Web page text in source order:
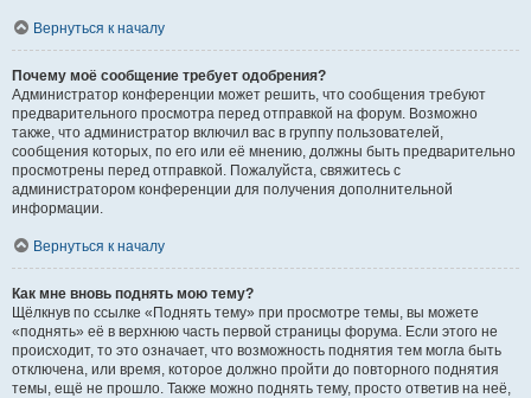
Вернуться к началу
Почему моё сообщение требует одобрения?
Администратор конференции может решить, что сообщения требуют
предварительного просмотра перед отправкой на форум. Возможно
также, что администратор включил вас в группу пользователей,
сообщения которых, по его или её мнению, должны быть предварительно
просмотрены перед отправкой. Пожалуйста, свяжитесь с
администратором конференции для получения дополнительной
информации.
Вернуться к началу
Как мне вновь поднять мою тему?
Щёлкнув по ссылке «Поднять тему» при просмотре темы, вы можете
«поднять» её в верхнюю часть первой страницы форума. Если этого не
происходит, то это означает, что возможность поднятия тем могла быть
отключена, или время, которое должно пройти до повторного поднятия
темы, ещё не прошло. Также можно поднять тему, просто ответив на неё,